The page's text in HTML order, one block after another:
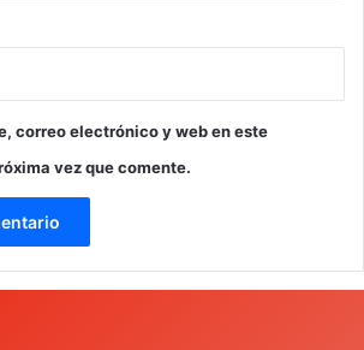
correo electrónico y web en este
vez que comente.